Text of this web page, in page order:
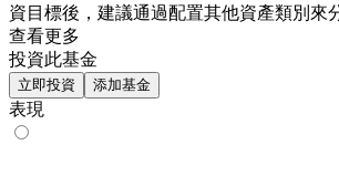
資目標後，建議通過配置其他資產類別來
查看更多
投資此基金
立即投資 添加基金
表現